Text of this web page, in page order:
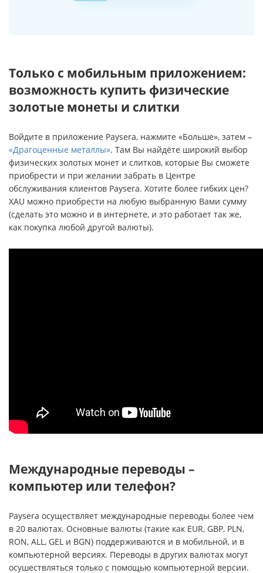
Только с мобильным приложением:
возможность купить физические
золотые монеты и слитки
Войдите в приложение Paysera, нажмите «Больше», затем –
«Драгоценные металлы». Там Вы найдёте широкий выбор
физических золотых монет и слитков, которые Вы сможете
приобрести и при желании забрать в Центре
обслуживания клиентов Paysera. Хотите более гибких цен?
XAU можно приобрести на любую выбранную Вами сумму
(сделать это можно и в интернете, и это работает так же,
как покупка любой другой валюты).
Международные переводы –
компьютер или телефон?
Paysera осуществляет международные переводы более чем
в 20 валютах. Основные валюты (такие как EUR, GBP, PLN,
RON, ALL, GEL и BGN) поддерживаются и в мобильной, и в
компьютерной версиях. Переводы в других валютах могут
осушествляться только с помощью компьютерной версии.